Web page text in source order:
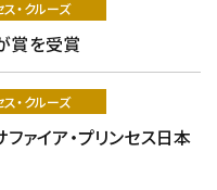
・クルーズ
賞を受賞
・クルーズ
ァイア・プリンセス日本